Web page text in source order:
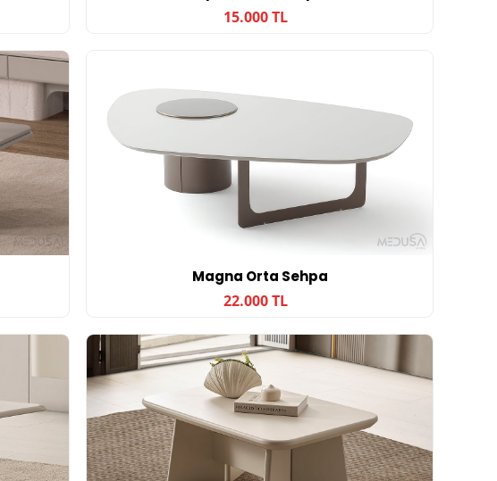
15.000 TL
Magna Orta Sehpa
22.000 TL